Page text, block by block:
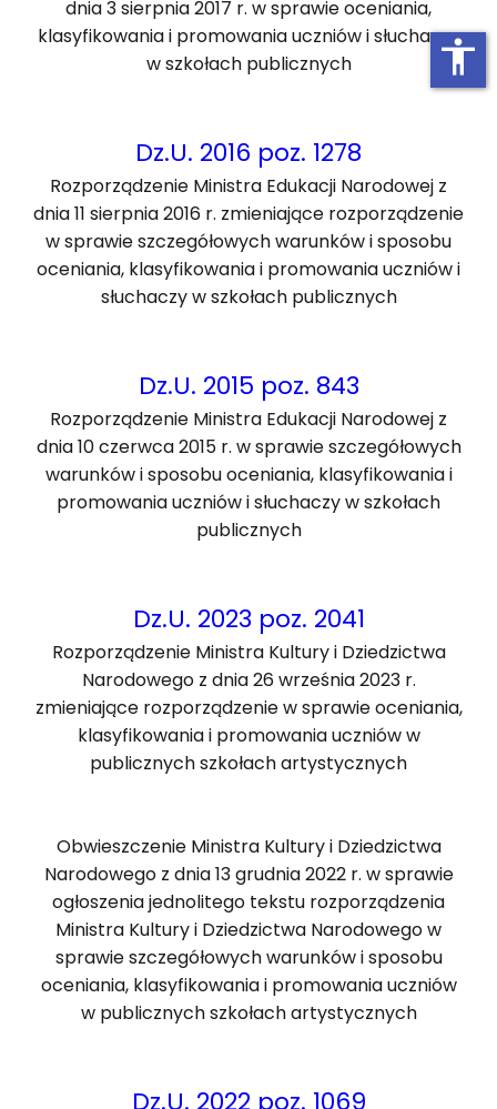
dnia 3 sierpnia 2017 r. w sprawie oceniania,
klasyfikowania i promowania uczniów i słuchaczy
w szkołach publicznych
Dz.U. 2016 poz. 1278
Rozporządzenie Ministra Edukacji Narodowej z
dnia 11 sierpnia 2016 r. zmieniające rozporządzenie
w sprawie szczegółowych warunków i sposobu
oceniania, klasyfikowania i promowania uczniów i
słuchaczy w szkołach publicznych
Dz.U. 2015 poz. 843
Rozporządzenie Ministra Edukacji Narodowej z
dnia 10 czerwca 2015 r. w sprawie szczegółowych
warunków i sposobu oceniania, klasyfikowania i
promowania uczniów i słuchaczy w szkołach
publicznych
Dz.U. 2023 poz. 2041
Rozporządzenie Ministra Kultury i Dziedzictwa
Narodowego z dnia 26 września 2023 r.
zmieniające rozporządzenie w sprawie oceniania,
klasyfikowania i promowania uczniów w
publicznych szkołach artystycznych
Obwieszczenie Ministra Kultury i Dziedzictwa
Narodowego z dnia 13 grudnia 2022 r. w sprawie
ogłoszenia jednolitego tekstu rozporządzenia
Ministra Kultury i Dziedzictwa Narodowego w
sprawie szczegółowych warunków i sposobu
oceniania, klasyfikowania i promowania uczniów
w publicznych szkołach artystycznych
Dz.U. 2022 poz. 1069
accessibility